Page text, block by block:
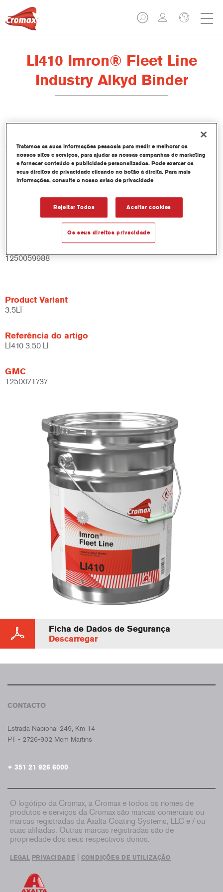
LI410 Imron® Fleet Line
Industry Alkyd Binder
Características do produto
Product Variant
Referência do artigo
GMC
1250059988
Product Variant
3.5LT
Referência do artigo
LI410 3.50 LI
GMC
1250071737
Ficha de Dados de Segurança
Descarregar
CONTACTO
Estrada Nacional 249, Km 14
PT - 2726-902 Mem Martins
+ 351 21 926 6000
O logótipo da Cromax, a Cromax e todos os nomes de
produtos e serviços da Cromax são marcas comerciais ou
marcas registradas da Axalta Coating Systems, LLC e / ou
suas afiliadas. Outras marcas registradas são de
propriedade dos seus respectivos donos.
LEGAL PRIVACIDADE CONDIÇÕES DE UTILIZAÇÃO
Tratamos as suas informações pessoais para medir e melhorar os
nossos sites e serviços, para ajudar as nossas campanhas de marketing
e fornecer conteúdo e publicidade personalizados. Pode exercer os
seus direitos de privacidade clicando no botão à direita. Para mais
informações, consulte o nosso aviso de privacidade
Rejeitar Todos Aceitar cookies
Os seus direitos privacidade